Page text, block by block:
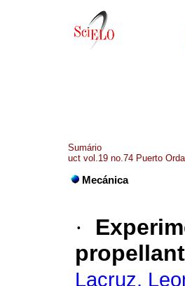
Sumário
uct vol.19 no.74 Puerto
Mecánica
·
Lacruz,